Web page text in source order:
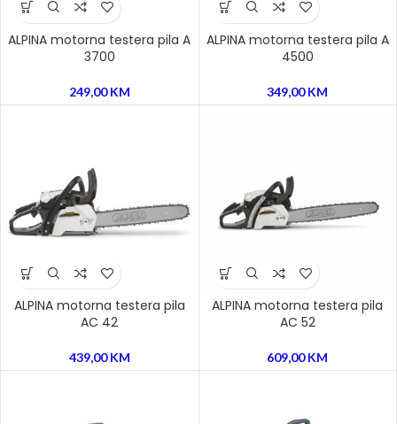
ALPINA motorna testera pila A
3700
249,00KM
ALPINA motorna testera pila A
4500
349,00KM
ALPINA motorna testera pila
AC 42
439,00KM
ALPINA motorna testera pila
AC 52
609,00KM